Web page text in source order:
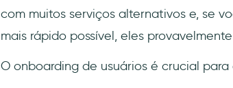
com muitos serviços alternativos e, se
mais rápido possível, eles
O onboarding de usuários é crucial